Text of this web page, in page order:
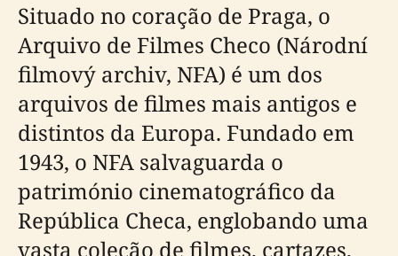
Situado no coração de Praga, o
Arquivo de Filmes Checo (Národní
filmový archiv, NFA) é um dos
arquivos de filmes mais antigos e
distintos da Europa. Fundado em
1943, o NFA salvaguarda o
património cinematográfico da
República Checa, englobando uma
vasta coleção de filmes, cartazes,